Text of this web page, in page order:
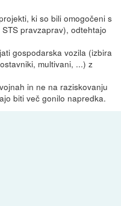
ki so bili omogočeni s
pravzaprav), odtehtajo
gospodarska vozila (izbira
multivani, ...) z
in ne na raziskovanju
biti več gonilo napredka.